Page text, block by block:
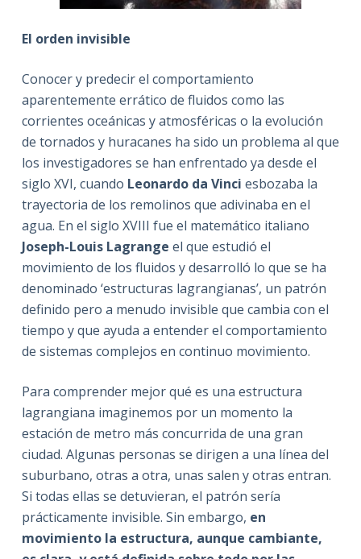
El orden invisible
Conocer y predecir el comportamiento
aparentemente errático de fluidos como las
corrientes oceánicas y atmosféricas o la evolución
de tornados y huracanes ha sido un problema al que
los investigadores se han enfrentado ya desde el
siglo XVI, cuando Leonardo da Vinci esbozaba la
trayectoria de los remolinos que adivinaba en el
agua. En el siglo XVIII fue el matemático italiano
Joseph-Louis Lagrange el que estudió el
movimiento de los fluidos y desarrolló lo que se ha
denominado ‘estructuras lagrangianas’, un patrón
definido pero a menudo invisible que cambia con el
tiempo y que ayuda a entender el comportamiento
de sistemas complejos en continuo movimiento.
Para comprender mejor qué es una estructura
lagrangiana imaginemos por un momento la
estación de metro más concurrida de una gran
ciudad. Algunas personas se dirigen a una línea del
suburbano, otras a otra, unas salen y otras entran.
Si todas ellas se detuvieran, el patrón sería
prácticamente invisible. Sin embargo, en
movimiento la estructura, aunque cambiante,